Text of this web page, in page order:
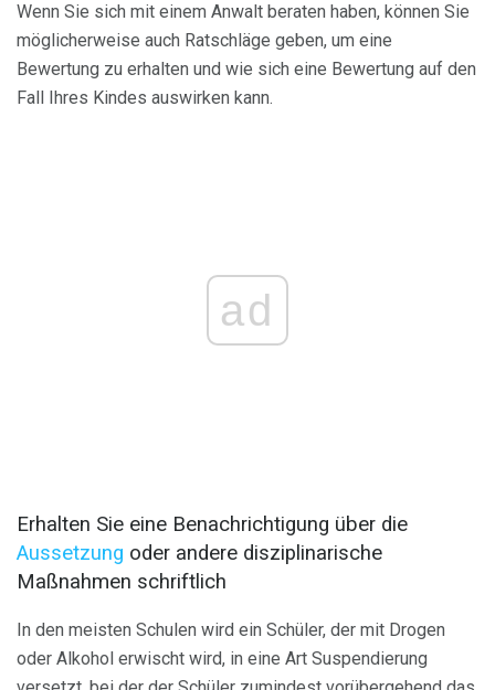
Wenn Sie sich mit einem Anwalt beraten haben, können Sie
möglicherweise auch Ratschläge geben, um eine
Bewertung zu erhalten und wie sich eine Bewertung auf den
Fall Ihres Kindes auswirken kann.
ad
Erhalten Sie eine Benachrichtigung über die
Aussetzung oder andere disziplinarische
Maßnahmen schriftlich
In den meisten Schulen wird ein Schüler, der mit Drogen
oder Alkohol erwischt wird, in eine Art Suspendierung